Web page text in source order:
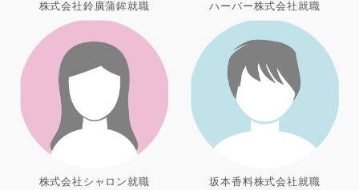
株式会社鈴廣蒲鉾就職 ハーバー株式会社就職
株式会社シャロン就職 坂本香料株式会社就職